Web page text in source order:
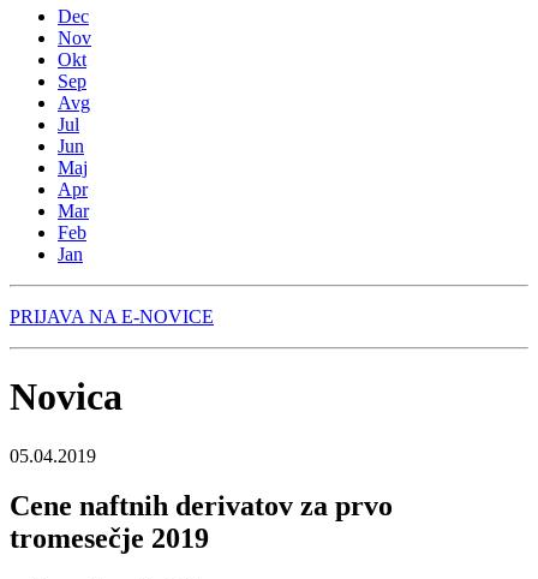
Dec
Nov
Okt
Sep
Avg
Jul
Jun
Maj
Apr
Mar
Feb
Jan
PRIJAVA NA E-NOVICE
Novica
05.04.2019
Cene naftnih derivatov za prvo
tromesečje 2019